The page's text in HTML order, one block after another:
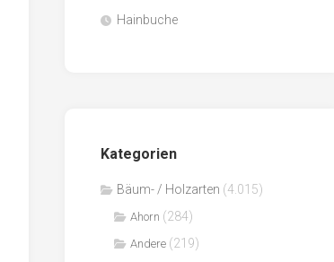
Hainbuche
Kategorien
Bäum- / Holzarten (4.015)
Ahorn (284)
Andere (219)